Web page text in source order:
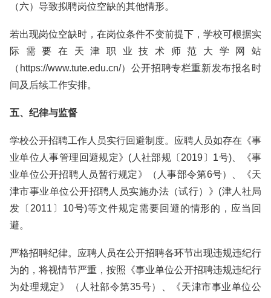
（六）导致拟聘岗位空缺的其他情形。
若出现岗位空缺时，在岗位条件不变前提下，学校可根据实
际需要在天津职业技术师范大学网站
（https://www.tute.edu.cn/）公开招聘专栏重新发布报名时
间及后续工作安排。
五、纪律与监督
学校公开招聘工作人员实行回避制度。应聘人员如存在《事
业单位人事管理回避规定》(人社部规〔2019〕1号)、《事
业单位公开招聘人员暂行规定》（人事部令第6号）、《天
津市事业单位公开招聘人员实施办法（试行）》(津人社局
发〔2011〕10号)等文件规定需要回避的情形的，应当回
避。
严格招聘纪律。应聘人员在公开招聘各环节出现违规违纪行
为的，将视情节严重，按照《事业单位公开招聘违规违纪行
为处理规定》（人社部令第35号）、《天津市事业单位公